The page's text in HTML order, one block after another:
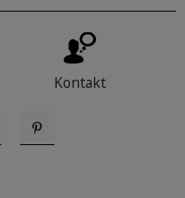
Kontakt
Pinterest